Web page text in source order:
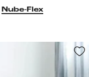
Nube-Flex